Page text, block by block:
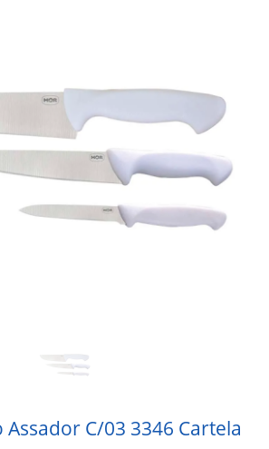
Assador C/03 3346 Cartela